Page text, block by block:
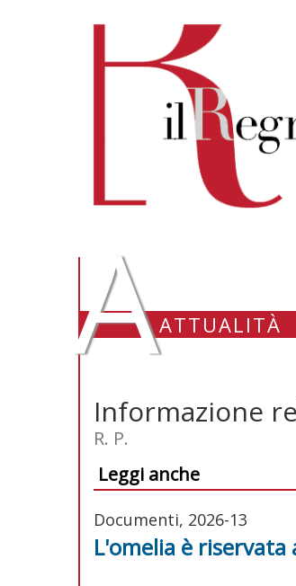
AATTUALITÀ
Informazione
R. P.
Leggi anche
Documenti, 2026-13
L'omelia è riservata